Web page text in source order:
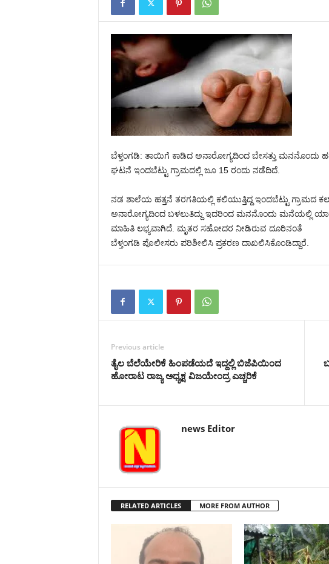
ಬೆಳ್ತಂಗಡಿ: ತಾಯಿಗೆ ಕಾಡಿದ ಅನಾರೋಗ್ಯದಿಂದ ಬೇಸತ್ತು ಮನನೊಂದು
ಘಟನೆ ಇಂದಬೆಟ್ಟು ಗ್ರಾಮದಲ್ಲಿ ಜೂ 15 ರಂದು ನಡೆದಿದೆ.
ನಡ ಶಾಲೆಯ ಹತ್ತನೆ ತರಗತಿಯಲ್ಲಿ ಕಲಿಯುತ್ತಿದ್ದ ಇಂದಬೆಟ್ಟು ಗ್ರಾಮದ
ಅನಾರೋಗ್ಯದಿಂದ ಬಳಲುತಿದ್ದು ಇದರಿಂದ ಮನನೊಂದು ಮನೆಯಲ್ಲಿ
ಮಾಹಿತಿ ಲಭ್ಯವಾಗಿದೆ. ಮೃತರ ಸಹೋದರ ನೀಡಿರುವ ದೂರಿನಂತೆ
ಬೆಳ್ತಂಗಡಿ ಪೊಲೀಸರು ಪರಿಶೀಲಿಸಿ ಪ್ರಕರಣ ದಾಖಲಿಸಿಕೊಂಡಿದ್ದಾರೆ.
Previous article
ತೈಲ ಬೆಲೆಯೇರಿಕೆ ಹಿಂಪಡೆಯದೆ ಇದ್ದಲ್ಲಿ ಬಿಜೆಪಿಯಿಂದ
ಹೋರಾಟ ರಾಜ್ಯ ಅಧ್ಯಕ್ಷ ವಿಜಯೇಂದ್ರ ಎಚ್ಚರಿಕೆ
news Editor
RELATED ARTICLES MORE FROM AUTHOR